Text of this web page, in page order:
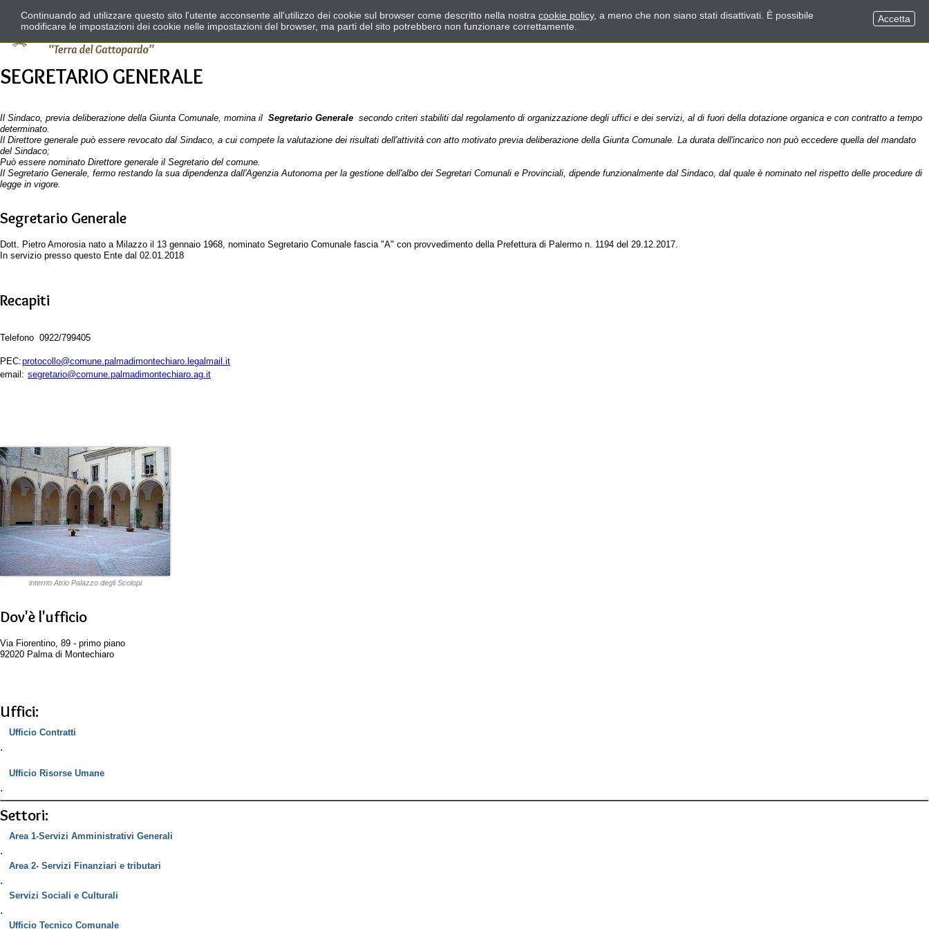
SEGRETARIO GENERALE
Il Sindaco, previa deliberazione della Giunta Comunale, momina il Segretario Generale secondo criteri stabiliti dal regolamento di organizzazione degli uffici e dei servizi, al di fuori della dotazione organica e con contratto a tempo
determinato.
Il Direttore generale può essere revocato dal Sindaco, a cui compete la valutazione dei risultati dell'attività con atto motivato previa deliberazione della Giunta Comunale. La durata dell'incarico non può eccedere quella del mandato
del Sindaco;
Può essere nominato Direttore generale il Segretario del comune.
Il Segretario Generale, fermo restando la sua dipendenza dall'Agenzia Autonoma per la gestione dell'albo dei Segretari Comunali e Provinciali, dipende funzionalmente dal Sindaco, dal quale è nominato nel rispetto delle procedure di
legge in vigore.
Segretario Generale
Dott. Pietro Amorosia nato a Milazzo il 13 gennaio 1968, nominato Segretario Comunale fascia "A" con provvedimento della Prefettura di Palermo n. 1194 del 29.12.2017.
In servizio presso questo Ente dal 02.01.2018
Recapiti
Telefono 0922/799405
PEC:protocollo@comune.palmadimontechiaro.legalmail.it
email: segretario@comune.palmadimontechiaro.ag.it
interno Atrio Palazzo degli Scolopi
Dov'è l'ufficio
Via Fiorentino, 89 - primo piano
92020 Palma di Montechiaro
Uffici:
Ufficio Contratti
.
Ufficio Risorse Umane
.
Settori:
Area 1-Servizi Amministrativi Generali
.
Area 2- Servizi Finanziari e tributari
.
Servizi Sociali e Culturali
.
Ufficio Tecnico Comunale
Continuando ad utilizzare questo sito l'utente acconsente all'utilizzo dei cookie sul browser come descritto nella nostra cookie policy, a meno che non siano stati disattivati. È possibile
modificare le impostazioni dei cookie nelle impostazioni del browser, ma parti del sito potrebbero non funzionare correttamente.
Accetta